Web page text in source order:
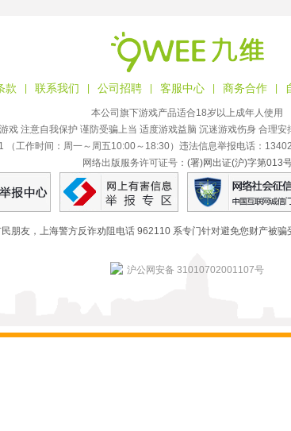
款 | 联系我们 | 公司招聘 | 客服中心 | 商务合作 |
本公司旗下游戏产品适合18岁以上成年人使用
戏 注意自我保护 谨防受骗上当 适度游戏益脑 沉迷游戏伤身 合理
（工作时间：周一～周五10:00～18:30）违法信息举报电话：
网络出版服务许可证号： (署)网出证(沪)字第013
朋友，上海警方反诈劝阻电话 962110 系专门针对避免您财产被骗
沪公网安备 31010702001107号